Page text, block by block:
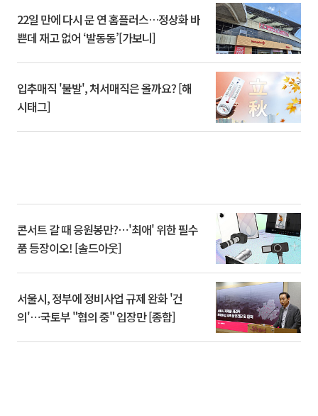
22일 만에 다시 문 연 홈플러스…정상화 바
쁜데 재고 없어 ‘발동동’[가보니]
입추매직 '불발', 처서매직은 올까요? [해
시태그]
콘서트 갈 때 응원봉만?⋯'최애' 위한 필수
품 등장이오! [솔드아웃]
서울시, 정부에 정비사업 규제 완화 '건
의'⋯국토부 "협의 중" 입장만 [종합]